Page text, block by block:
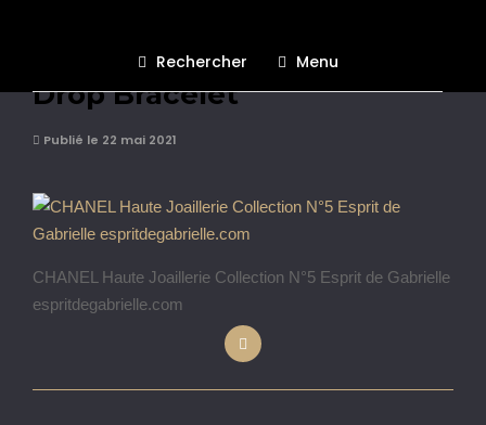
Rechercher Menu
CHANEL Collection N°5 N5
Drop Bracelet
Publié le 22 mai 2021
CHANEL Haute Joaillerie Collection N°5 Esprit de Gabrielle
espritdegabrielle.com